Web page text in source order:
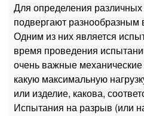
Для определения
подвергают разнообразным
Одним из них является
время проведения
очень важные
какую максимальную
или изделие, какова,
Испытания на разрыв (или